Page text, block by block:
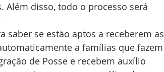
Além disso, todo o processo será
saber se estão aptos a receberem as
a famílias que fazem
de Posse e recebem auxílio